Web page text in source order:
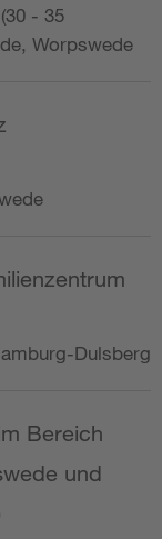
- 35
Worpswede
Dulsberg
Bereich
und